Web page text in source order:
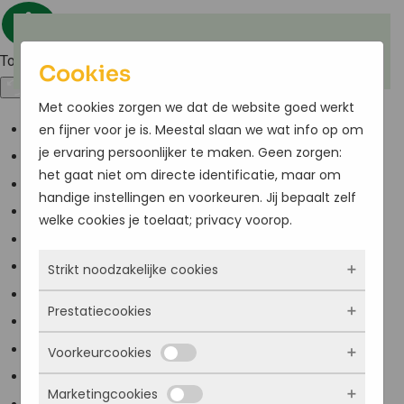
Toegankelijkheid
Kleuren omkeren
Monochroom
Donker contrast
Licht contrast
Hoge kleur verzadiging
Links markeren
Scherm lezer
Lees modus
Cookies
Met cookies zorgen we dat de website goed werkt
en fijner voor je is. Meestal slaan we wat info op om
je ervaring persoonlijker te maken. Geen zorgen:
het gaat niet om directe identificatie, maar om
handige instellingen en voorkeuren. Jij bepaalt zelf
welke cookies je toelaat; privacy voorop.
Strikt noodzakelijke cookies
Deze cookies zorgen ervoor dat de website
überhaupt werkt. Ze zijn dus altijd actief en
kunnen niet worden uitgezet. Meestal worden
ze alleen geplaatst als jij iets doet, zoals
Prestatiecookies
Met deze cookies zien we hoe vaak onze site
bezocht wordt, waar bezoekers vandaan
Voorkeurcookies
Marketingcookies